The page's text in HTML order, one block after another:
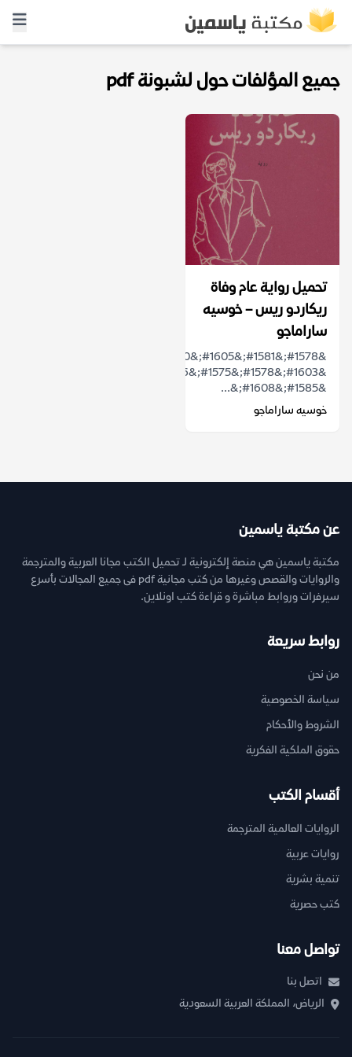
جميع المؤلفات حول لشبونة pdf
تحميل رواية عام وفاة
ريكاردو ريس – خوسيه
ساراماجو
&#1585;&#1608;&...
خوسيه ساراماجو
عن مكتبة ياسمين
مكتبة ياسمين هي منصة إلكترونية لـ تحميل الكتب مجانا العربية والمترجمة
والروايات والقصص وغيرها من كتب مجانية pdf فى جميع المجالات بأسرع
سيرفرات وروابط مباشرة و قراءة كتب اونلاين.
روابط سريعة
من نحن
سياسة الخصوصية
الشروط والأحكام
حقوق الملكية الفكرية
أقسام الكتب
الروايات العالمية المترجمة
روايات عربية
تنمية بشرية
كتب حصرية
تواصل معنا
اتصل بنا
الرياض، المملكة العربية السعودية